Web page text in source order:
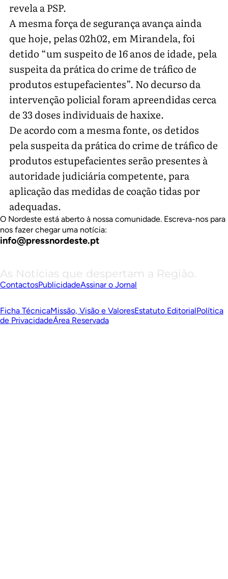
revela a PSP.
A mesma força de segurança avança ainda
que hoje, pelas 02h02, em Mirandela, foi
detido “um suspeito de 16 anos de idade, pela
suspeita da prática do crime de tráfico de
produtos estupefacientes”. No decurso da
intervenção policial foram apreendidas cerca
de 33 doses individuais de haxixe.
De acordo com a mesma fonte, os detidos
pela suspeita da prática do crime de tráfico de
produtos estupefacientes serão presentes à
autoridade judiciária competente, para
aplicação das medidas de coação tidas por
adequadas.
O Nordeste está aberto à nossa comunidade. Escreva-nos para
nos fazer chegar uma notícia:
info@pressnordeste.pt
As Notícias que despertam a Região.
ContactosPublicidadeAssinar o Jornal
Ficha TécnicaMissão, Visão e ValoresEstatuto EditorialPolítica
de PrivacidadeÁrea Reservada